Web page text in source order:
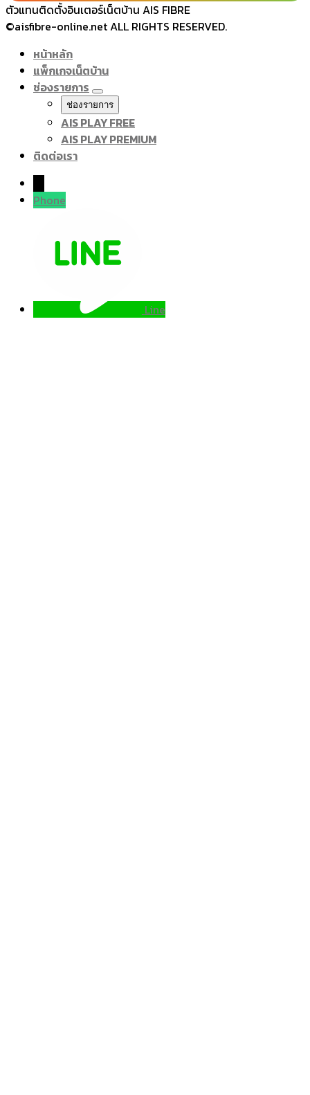
ตัวแทนติดตั้งอินเตอร์เน็ตบ้าน AIS FIBRE
©aisfibre-online.net ALL RIGHTS RESERVED.
หน้าหลัก
แพ็กเกจเน็ตบ้าน
ช่องรายการ
ช่องรายการ
AIS PLAY FREE
AIS PLAY PREMIUM
ติดต่อเรา
Phone
Line